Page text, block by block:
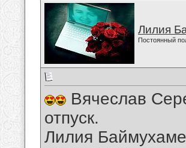
Лилия
Постоянный
Вячеслав
отпуск.
Лилия